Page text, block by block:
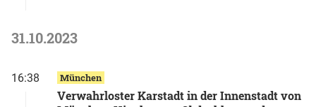
31.10.2023
16:38 München
Verwahrloster Karstadt in der Innenstadt von